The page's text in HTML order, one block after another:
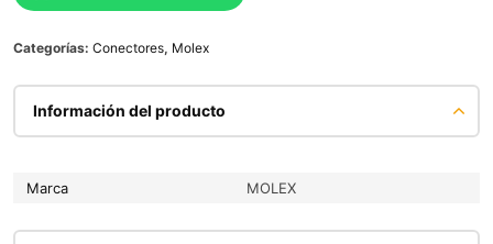
Categorías: Conectores, Molex
Información del producto
Marca MOLEX